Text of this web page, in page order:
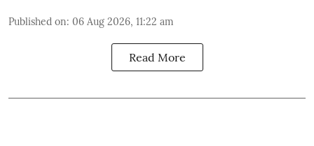
Published on: 06 Aug 2026, 11:22 am
Read More